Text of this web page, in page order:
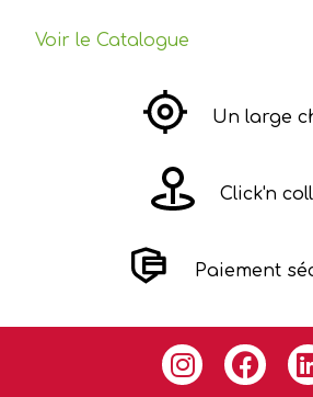
Voir le Catalogue
Un large
Click'n
Paiement